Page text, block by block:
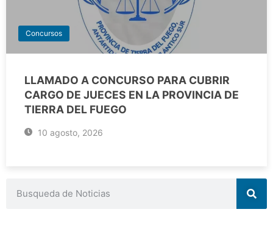
Concursos
LLAMADO A CONCURSO PARA CUBRIR
CARGO DE JUECES EN LA PROVINCIA DE
TIERRA DEL FUEGO
10 agosto, 2026